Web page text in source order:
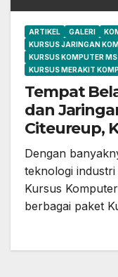
ARTIKEL GALERI
KURSUS JARINGAN
KURSUS KOMPUTER MS
KURSUS MERAKIT
Tempat
dan
Citeureup,
Putri,
Dengan
teknologi
Kursus
berbagai paket